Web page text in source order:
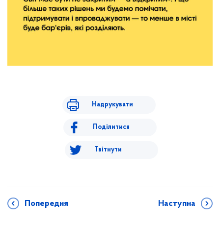
Надрукувати
Поділитися
Твітнути
Попередня Наступна